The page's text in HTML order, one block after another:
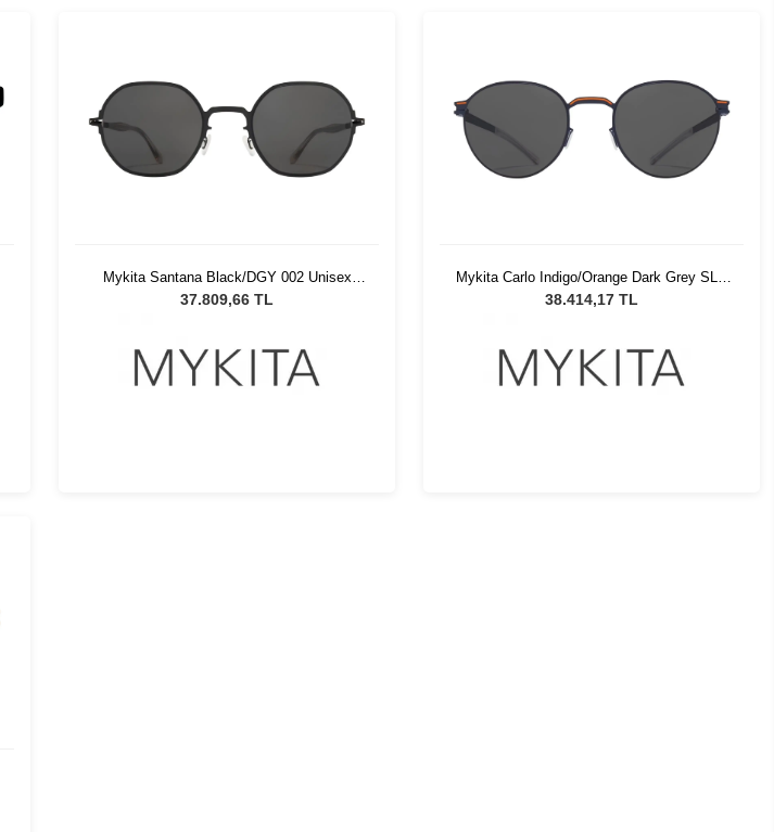
Mykita Santana Black/DGY 002 Unisex
Güneş Gözlüğü
37.809,66 TL
Mykita Carlo Indigo/Orange Dark Grey SLD
431 Unisex Güneş Gözlüğü
38.414,17 TL